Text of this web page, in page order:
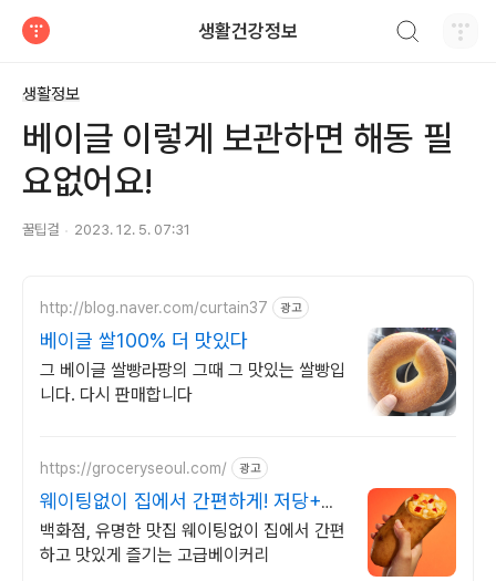
생활건강정보
생활정보
베이글 이렇게 보관하면 해동 필
요없어요!
꿀팁걸 2023. 12. 5. 07:31
http://blog.naver.com/curtain37 광고
베이글 쌀100% 더 맛있다
그 베이글 쌀빵라팡의 그때 그 맛있는 쌀빵입
니다. 다시 판매합니다
https://groceryseoul.com/ 광고
웨이팅없이 집에서 간편하게! 저당+식
이섬유로 건강하게
백화점, 유명한 맛집 웨이팅없이 집에서 간편
하고 맛있게 즐기는 고급베이커리